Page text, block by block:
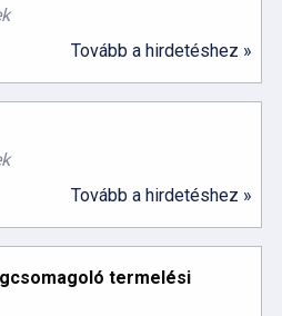
Tovább a hirdetéshez »
Tovább a hirdetéshez »
termelési